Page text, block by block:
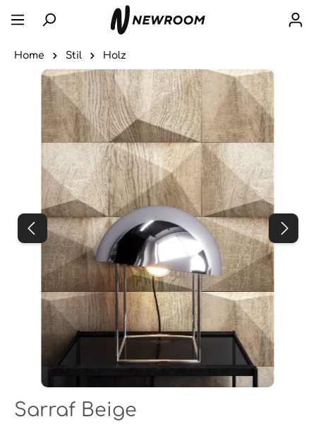
Home Stil Holz
Sarraf Beige